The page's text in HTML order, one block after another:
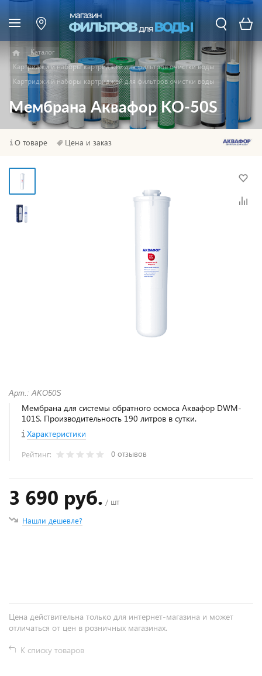
Каталог
Картриджи и наборы картриджей для фильтров очистки воды
Картриджи и наборы картриджей для фильтров очистки воды
Мембрана Аквафор KO-50S
О товаре Цена и заказ
Арт.: АKO50S
Мембрана для системы обратного осмоса Аквафор DWM-
101S. Производительность 190 литров в сутки.
Характеристики
Рейтинг: 0 отзывов
3 690 руб. / шт
Нашли дешевле?
Цена действительна только для интернет-магазина и может
отличаться от цен в розничных магазинах.
К списку товаров